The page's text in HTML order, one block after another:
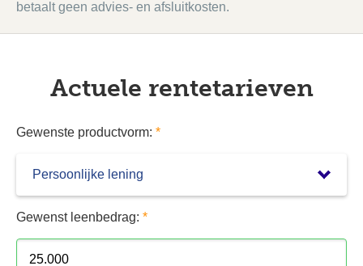
betaalt geen advies- en afsluitkosten.
Actuele rentetarieven
Gewenste productvorm: *
Gewenst leenbedrag: *